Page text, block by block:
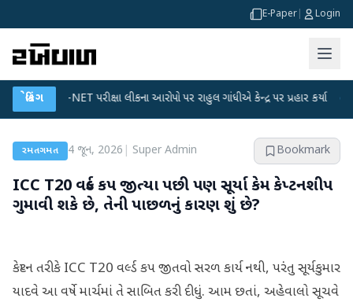
E-Paper Login
બ્રેકિંગ
UGC-NET પરીક્ષા લીકના આરોપો પર રાહુલ ગાંધીએ કેન્દ્ર પર પ્રહાર કર્યા ●
રમતગમત 4 જૂન, 2026 Super Admin Bookmark
ICC T20 વર્લ્ડ કપ જીત્યા પછી પણ સૂર્યા કેમ કેપ્ટનશીપ
ગુમાવી શકે છે, તેની પાછળનું કારણ શું છે?
કેપ્ટન તરીકે ICC T20 વર્લ્ડ કપ જીતવો સરળ કાર્ય નથી, પરંતુ સૂર્યકુમાર
યાદવે આ વર્ષે માર્ચમાં તે સાબિત કરી દીધું. આમ છતાં, અહેવાલો સૂચવે